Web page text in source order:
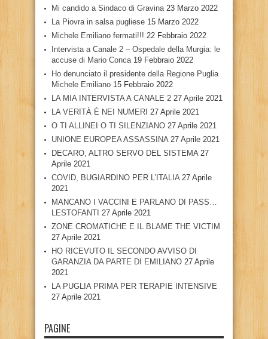
Mi candido a Sindaco di Gravina 23 Marzo 2022
La Piovra in salsa pugliese 15 Marzo 2022
Michele Emiliano fermati!!! 22 Febbraio 2022
Intervista a Canale 2 – Ospedale della Murgia: le
accuse di Mario Conca 19 Febbraio 2022
Ho denunciato il presidente della Regione Puglia
Michele Emiliano 15 Febbraio 2022
LA MIA INTERVISTA A CANALE 2 27 Aprile 2021
LA VERITÀ È NEI NUMERI 27 Aprile 2021
O TI ALLINEI O TI SILENZIANO 27 Aprile 2021
UNIONE EUROPEA ASSASSINA 27 Aprile 2021
DECARO, ALTRO SERVO DEL SISTEMA 27
Aprile 2021
COVID, BUGIARDINO PER L’ITALIA 27 Aprile
2021
MANCANO I VACCINI E PARLANO DI PASS…
LESTOFANTI 27 Aprile 2021
ZONE CROMATICHE E IL BLAME THE VICTIM
27 Aprile 2021
HO RICEVUTO IL SECONDO AVVISO DI
GARANZIA DA PARTE DI EMILIANO 27 Aprile
2021
LA PUGLIA PRIMA PER TERAPIE INTENSIVE
27 Aprile 2021
PAGINE